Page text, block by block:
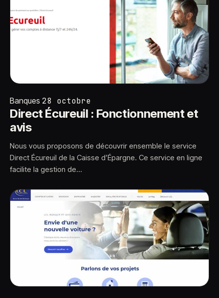
Banques 28 octobre
Direct Écureuil : Fonctionnement et
avis
Nous vous proposons de découvrir ensemble le service
Direct Écureuil de la Caisse d’Épargne. Ce service en ligne
facilite la gestion de…